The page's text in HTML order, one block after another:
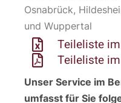
Osnabrück,
und Wuppertal
Teileliste
Teileliste
Unser Service im
umfasst für Sie